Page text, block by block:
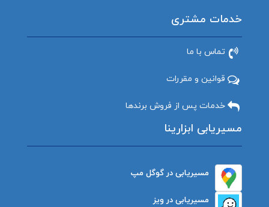
خدمات مشتری
تماس با ما
قوانین و مقررات
خدمات پس از فروش برندها
مسیریابی ابزارینا
مسیریابی در گوگل مپ
مسیریابی در ویز